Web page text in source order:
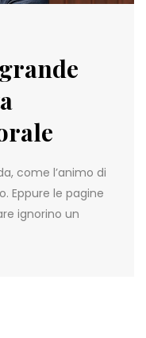
come l’animo di
Eppure le pagine
ignorino un